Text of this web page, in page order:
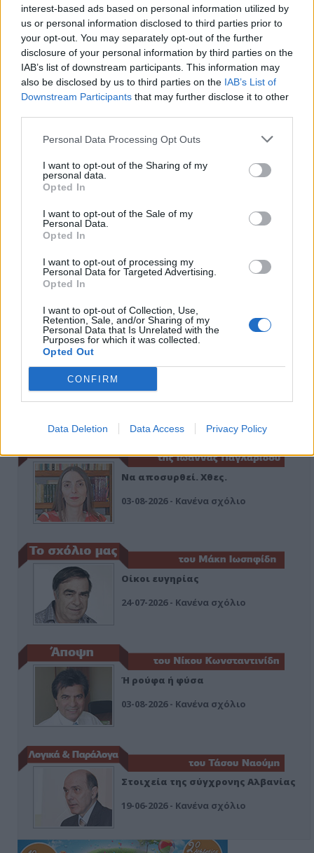
interest-based ads based on personal information utilized by
us or personal information disclosed to third parties prior to
your opt-out. You may separately opt-out of the further
disclosure of your personal information by third parties on the
IAB’s list of downstream participants. This information may
also be disclosed by us to third parties on the IAB’s List of
Downstream Participants that may further disclose it to other
Personal Data Processing Opt Outs
I want to opt-out of the Sharing of my
personal data.
Opted In
I want to opt-out of the Sale of my
Personal Data.
Opted In
I want to opt-out of processing my
Personal Data for Targeted Advertising.
Opted In
I want to opt-out of Collection, Use,
Retention, Sale, and/or Sharing of my
Personal Data that Is Unrelated with the
Purposes for which it was collected.
Opted Out
CONFIRM
Data Deletion Data Access Privacy Policy
ΑΠΟΨΕΙΣ
Εδώ Παππάς, εκεί Παππάς, που είναι
26-07-2026 - Κανένα σχόλιο
Να αποσυρθεί. Χθες.
03-08-2026 - Κανένα σχόλιο
Οίκοι ευγηρίας
24-07-2026 - Κανένα σχόλιο
Ή ρούφα ή φύσα
03-08-2026 - Κανένα σχόλιο
Στοιχεία της σύγχρονης Αλβανίας
19-06-2026 - Κανένα σχόλιο